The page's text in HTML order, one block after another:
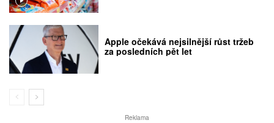
Apple očekává nejsilnější růst tržeb
za posledních pět let
Reklama